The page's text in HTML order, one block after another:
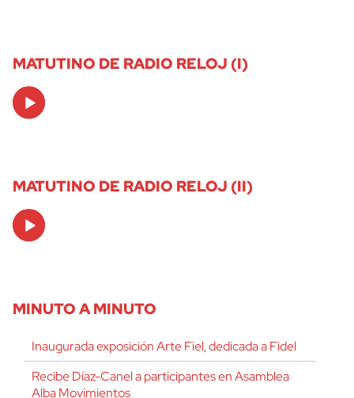
MATUTINO DE RADIO RELOJ (I)
Audio
Player
MATUTINO DE RADIO RELOJ (II)
Audio
Player
MINUTO A MINUTO
Inaugurada exposición Arte Fiel, dedicada a Fidel
Recibe Díaz-Canel a participantes en Asamblea
Alba Movimientos